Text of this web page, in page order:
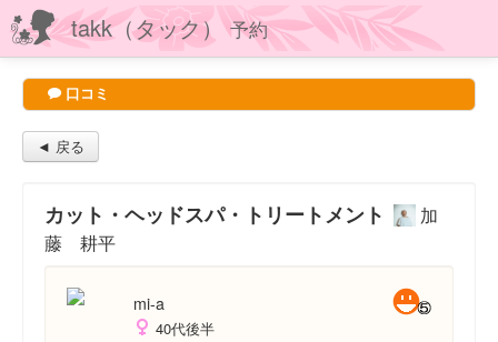
takk（タック）予約
口コミ
◄ 戻る
カット・ヘッドスパ・トリートメント
加
藤 耕平
mi-a
40代後半